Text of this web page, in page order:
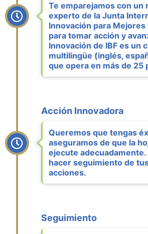
Te emparejamos con un
experto de la Junta
Innovación para Mejores
para tomar acción y
Innovación de IBF es un
multilingüe (inglés,
que opera en más de 25
Acción Innovadora
Queremos que tengas
aseguramos de que la
ejecute adecuadamente.
hacer seguimiento de
acciones.
Seguimiento